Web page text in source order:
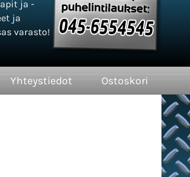
ja -
ja
varasto!
Yhteystiedot Ostoskori